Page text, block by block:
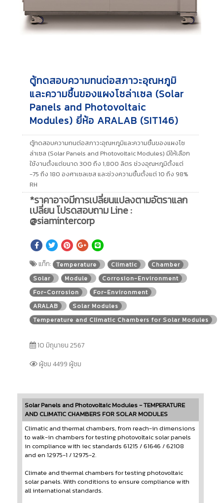
ตู้ทดสอบความทนต่อสภาวะอุณหภูมิ
และความชื้นของแผงโซล่าเซล (Solar
Panels and Photovoltaic
Modules) ยี่ห้อ ARALAB (SIT146)
ตู้ทดสอบความทนต่อสภาวะอุณหภูมิและความชื้นของแผงโซ
ล่าเซล (Solar Panels and Photovoltaic Modules) มีให้เลือก
ใช้งานตั้งแต่ขนาด 300 ถึง 1,800 ลิตร ช่วงอุณหภูมิตั้งแต่
-75 ถึง 180 องศาเซลเซส และช่วงความชื้นตั้งแต่ 10 ถึง 98%
RH
*ราคาอาจมีการเปลี่ยนแปลงตามอัตราแลก
เปลี่ยน โปรดสอบถาม Line :
@siamintercorp
แท็ก: Temperature Climatic
Chamber
Solar
Module
Corrosion-Environment
For-Corrosion
For-Environment
ARALAB
Solar Modules
Temperature and Climatic Chambers for Solar Modules
10 มิถุนายน 2567
ผู้ชม 4499 ผู้ชม
Solar Panels and Photovoltaic Modules - TEMPERATURE
AND CLIMATIC CHAMBERS FOR SOLAR MODULES
Climatic and thermal chambers, from reach-in dimensions
to walk-in chambers for testing photovoltaic solar panels
in compliance with iec standards 61215 / 61646 / 62108
and en 12975-1 / 12975-2.
Climate and thermal chambers for testing photovoltaic
solar panels. With conditions to ensure compliance with
all international standards.